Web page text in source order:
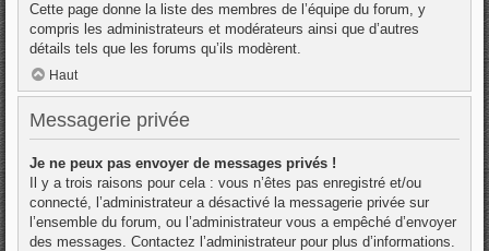
Cette page donne la liste des membres de l’équipe du forum, y
compris les administrateurs et modérateurs ainsi que d’autres
détails tels que les forums qu’ils modèrent.
Haut
Messagerie privée
Je ne peux pas envoyer de messages privés !
Il y a trois raisons pour cela : vous n’êtes pas enregistré et/ou
connecté, l’administrateur a désactivé la messagerie privée sur
l’ensemble du forum, ou l’administrateur vous a empêché d’envoyer
des messages. Contactez l’administrateur pour plus d’informations.